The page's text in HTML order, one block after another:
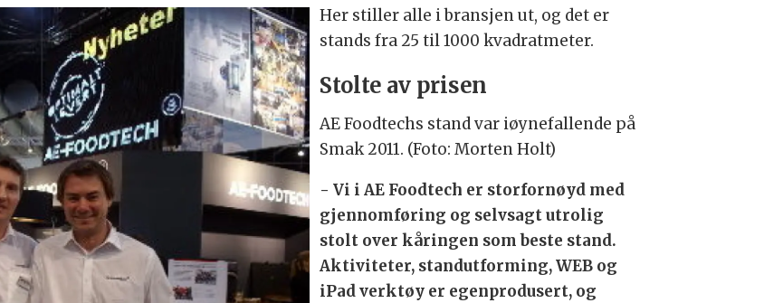
Her stiller alle i bransjen ut, og det er
stands fra 25 til 1000 kvadratmeter.
Stolte av prisen
AE Foodtechs stand var iøynefallende på
Smak 2011. (Foto: Morten Holt)
- Vi i AE Foodtech er storfornøyd med
gjennomføring og selvsagt utrolig
stolt over kåringen som beste stand.
Aktiviteter, standutforming, WEB og
iPad verktøy er egenprodusert, og